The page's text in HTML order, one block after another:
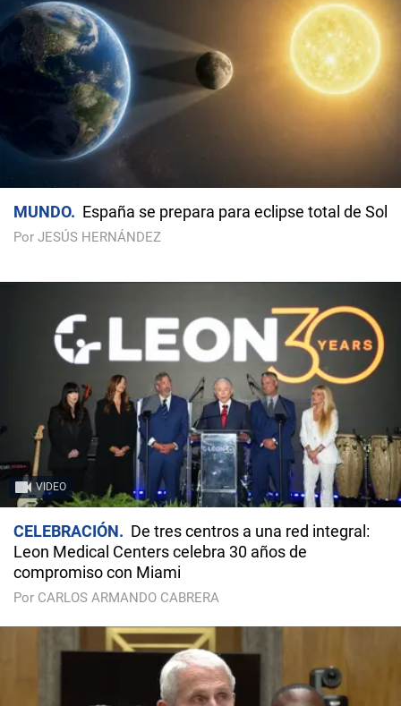
MUNDO España se prepara para eclipse total de Sol
Por JESÚS HERNÁNDEZ
VIDEO
CELEBRACIÓN
De tres centros a una red integral:
Leon Medical Centers celebra 30 años de
compromiso con Miami
Por CARLOS ARMANDO CABRERA